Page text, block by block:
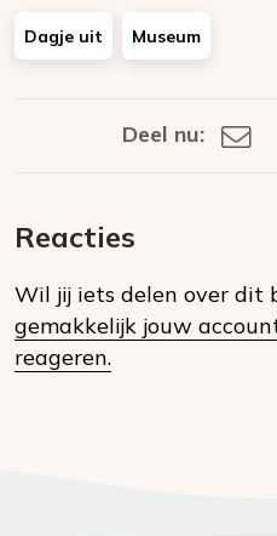
Dagje uit Museum
Deel nu:
Reacties
Wil jij iets delen over dit
gemakkelijk jouw
reageren.